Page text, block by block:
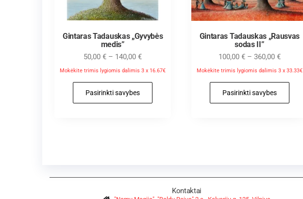
Gintaras Tadauskas „Gyvybės
medis”
50,00€ – 140,00€
Mokėkite trimis lygiomis dalimis 3 x 16.67€
Pasirinkti savybes
Gintaras Tadauskas „Rausvas
sodas II”
100,00 € – 360,00 €
Mokėkite trimis lygiomis dalimis 3 x 33.33€
Pasirinkti savybes
Kontaktai